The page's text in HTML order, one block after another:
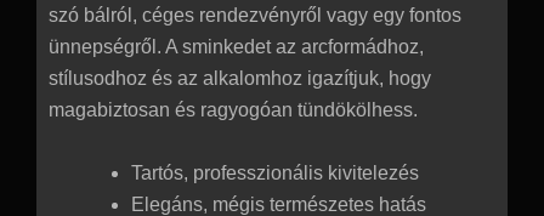
szó bálról, céges rendezvényről vagy egy fontos
ünnepségről. A sminkedet az arcformádhoz,
stílusodhoz és az alkalomhoz igazítjuk, hogy
magabiztosan és ragyogóan tündökölhess.
Tartós, professzionális kivitelezés
Elegáns, mégis természetes hatás